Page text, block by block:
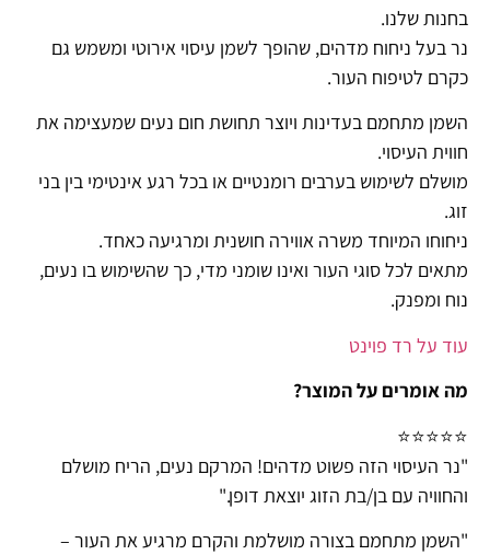
בחנות שלנו.
נר בעל ניחוח מדהים, שהופך לשמן עיסוי אירוטי ומשמש גם
כקרם לטיפוח העור.
השמן מתחמם בעדינות ויוצר תחושת חום נעים שמעצימה את
חווית העיסוי.
מושלם לשימוש בערבים רומנטיים או בכל רגע אינטימי בין בני
זוג.
ניחוחו המיוחד משרה אווירה חושנית ומרגיעה כאחד.
מתאים לכל סוגי העור ואינו שומני מדי, כך שהשימוש בו נעים,
נוח ומפנק.
עוד על רד פוינט
מה אומרים על המוצר?
⭐⭐⭐⭐⭐
"נר העיסוי הזה פשוט מדהים! המרקם נעים, הריח מושלם
והחוויה עם בן/בת הזוג יוצאת דופן."
"השמן מתחמם בצורה מושלמת והקרם מרגיע את העור –